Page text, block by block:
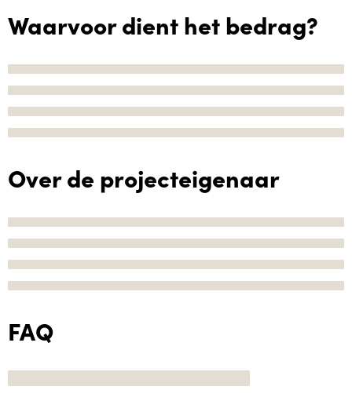
Waarvoor dient het bedrag?
Over de projecteigenaar
FAQ